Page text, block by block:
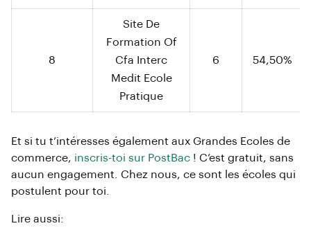
8
Site De
Formation Of
Cfa Interc
Medit Ecole
Pratique
6 54,50%
Et si tu t’intéresses également aux Grandes Ecoles de
commerce, inscris-toi sur PostBac ! C’est gratuit, sans
aucun engagement. Chez nous, ce sont les écoles qui
postulent pour toi.
Lire aussi: